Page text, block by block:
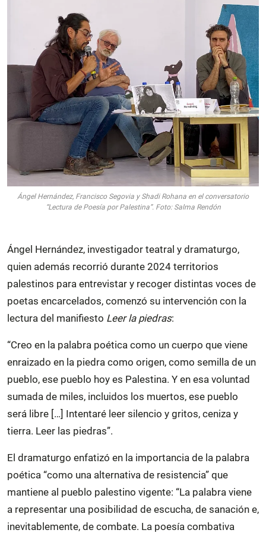
Ángel Hernández, Francisco Segovia y Shadi Rohana en el conversatorio
“Lectura de Poesía por Palestina”. Foto: Salma Rendón
Ángel Hernández, investigador teatral y dramaturgo,
quien además recorrió durante 2024 territorios
palestinos para entrevistar y recoger distintas voces de
poetas encarcelados, comenzó su intervención con la
lectura del manifiesto Leer la piedras:
“Creo en la palabra poética como un cuerpo que viene
enraizado en la piedra como origen, como semilla de un
pueblo, ese pueblo hoy es Palestina. Y en esa voluntad
sumada de miles, incluidos los muertos, ese pueblo
será libre […] Intentaré leer silencio y gritos, ceniza y
tierra. Leer las piedras”.
El dramaturgo enfatizó en la importancia de la palabra
poética “como una alternativa de resistencia” que
mantiene al pueblo palestino vigente: “La palabra viene
a representar una posibilidad de escucha, de sanación e,
inevitablemente, de combate. La poesía combativa